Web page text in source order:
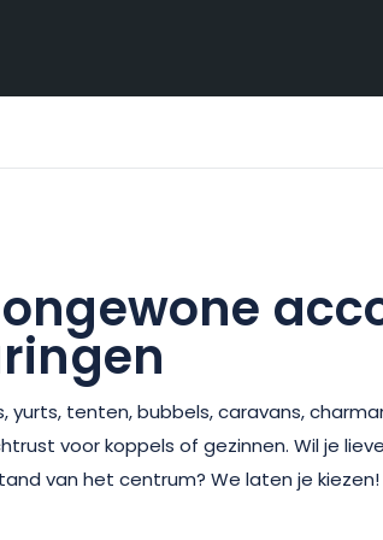
yurts, tenten, bubbels, caravans,
voor koppels of gezinnen. Wil je
van het centrum? We laten je kiezen!